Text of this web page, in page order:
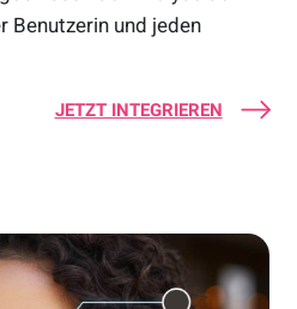
Benutzerin und jeden
JETZT INTEGRIEREN